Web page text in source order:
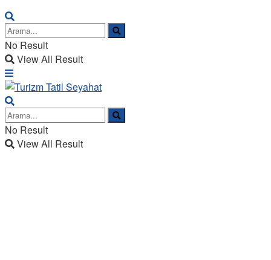
No Result
View All Result
No Result
View All Result